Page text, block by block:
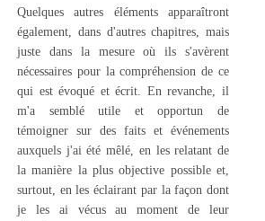
Quelques autres éléments apparaîtront
également, dans d'autres chapitres, mais
juste dans la mesure où ils s'avèrent
nécessaires pour la compréhension de ce
qui est évoqué et écrit. En revanche, il
m'a semblé utile et opportun de
témoigner sur des faits et événements
auxquels j'ai été mêlé, en les relatant de
la manière la plus objective possible et,
surtout, en les éclairant par la façon dont
je les ai vécus au moment de leur